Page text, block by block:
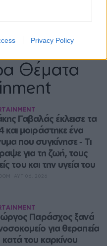
Privacy Policy
Θέματα
Γαβαλάς έκλεισε τα
και μοιράστηκε ένα
που συγκίνησε ‑ Τι
για τη ζωή, τους
του και την υγεία του
Παράσχος ξανά
για θεραπεία
κατά του καρκίνου